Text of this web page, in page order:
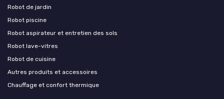
Robot de jardin
Robot piscine
Robot aspirateur et entretien des sols
Robot lave-vitres
Robot de cuisine
Autres produits et accessoires
Chauffage et confort thermique